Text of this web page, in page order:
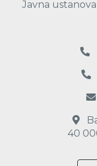
Javna
40